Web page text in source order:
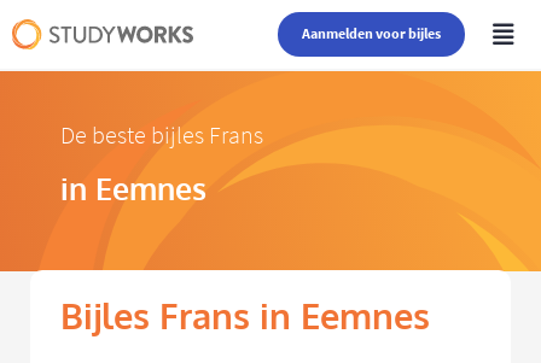
Aanmelden voor bijles
De beste bijles Frans
in Eemnes
Bijles Frans in Eemnes